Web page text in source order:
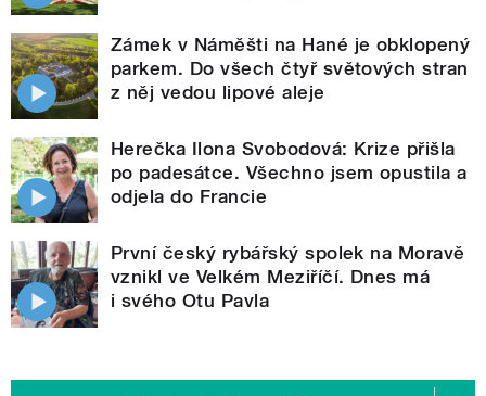
Zámek v Náměšti na Hané je obklopený
parkem. Do všech čtyř světových stran
z něj vedou lipové aleje
Herečka Ilona Svobodová: Krize přišla
po padesátce. Všechno jsem opustila a
odjela do Francie
První český rybářský spolek na Moravě
vznikl ve Velkém Meziříčí. Dnes má
i svého Otu Pavla